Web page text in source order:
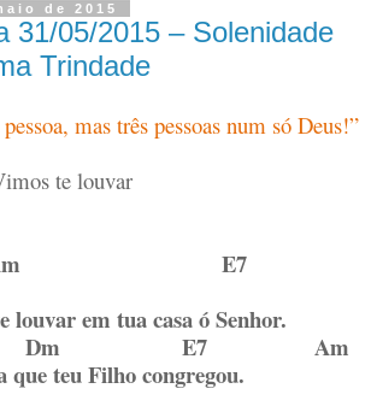
de 2015
31/05/2015 – Solenidade
Trindade
mas três pessoas num só Deus!”
te louvar
E7
louvar em tua casa ó Senhor.
E7 Am
que teu Filho congregou.